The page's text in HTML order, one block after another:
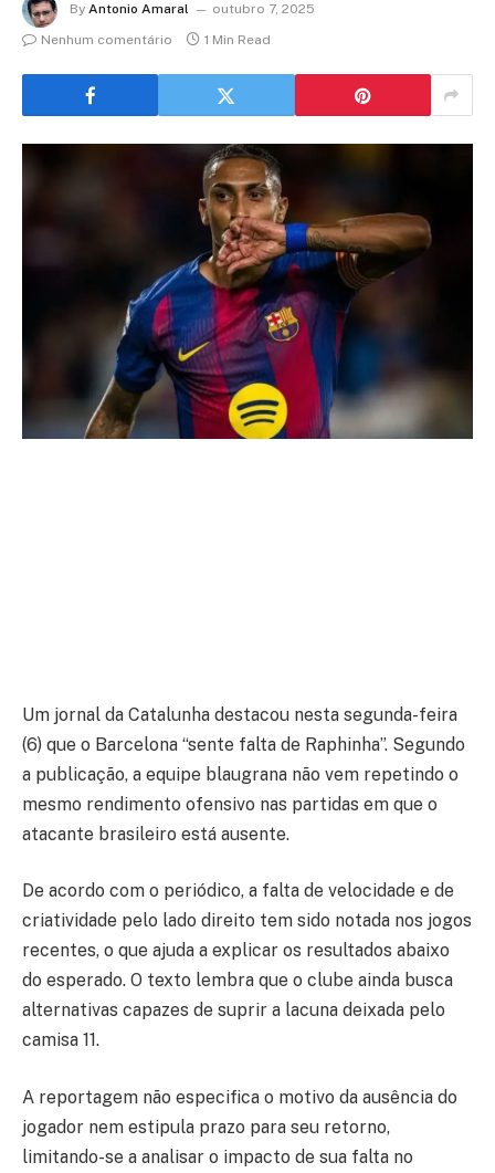
By Antonio Amaral
outubro 7, 2025
Nenhum comentário
1 Min Read
Um jornal da Catalunha destacou nesta segunda-feira
(6) que o Barcelona “sente falta de Raphinha”. Segundo
a publicação, a equipe blaugrana não vem repetindo o
mesmo rendimento ofensivo nas partidas em que o
atacante brasileiro está ausente.
De acordo com o periódico, a falta de velocidade e de
criatividade pelo lado direito tem sido notada nos jogos
recentes, o que ajuda a explicar os resultados abaixo
do esperado. O texto lembra que o clube ainda busca
alternativas capazes de suprir a lacuna deixada pelo
camisa 11.
A reportagem não especifica o motivo da ausência do
jogador nem estipula prazo para seu retorno,
limitando-se a analisar o impacto de sua falta no